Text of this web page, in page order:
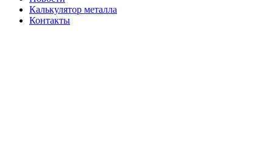
Калькулятор металла
Контакты